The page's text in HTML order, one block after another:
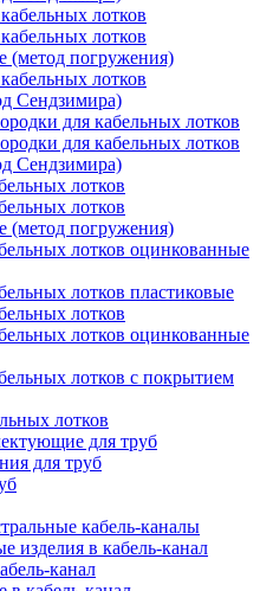
лотков
лотков
(метод погружения)
лотков
Сендзимира)
для кабельных лотков
для кабельных лотков
Сендзимира)
лотков
лотков
(метод погружения)
лотков оцинкованные
лотков пластиковые
лотков
лотков оцинкованные
лотков с покрытием
лотков
для труб
для труб
кабель-каналы
изделия в кабель-канал
канал